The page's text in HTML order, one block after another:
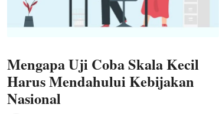
Mengapa Uji Coba Skala Kecil
Harus Mendahului Kebijakan
Nasional